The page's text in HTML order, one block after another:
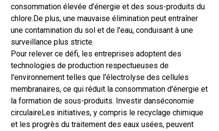
consommation élevée d'énergie et des sous-produits du
chlore.De plus, une mauvaise élimination peut entraîner
une contamination du sol et de l'eau, conduisant à une
surveillance plus stricte.
Pour relever ce défi, les entreprises adoptent des
technologies de production respectueuses de
l'environnement telles que l'électrolyse des cellules
membranaires, ce qui réduit la consommation d'énergie et
la formation de sous-produits. Investir danséconomie
circulaireLes initiatives, y compris le recyclage chimique
et les progrès du traitement des eaux usées, peuvent